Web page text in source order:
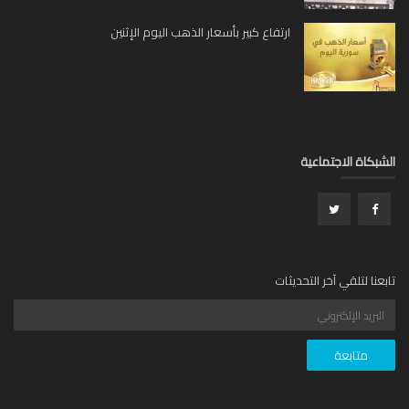
ارتفاع كبير بأسعار الذهب اليوم الإثنين
الاجتماعية
لتلقي آخر التحديثات